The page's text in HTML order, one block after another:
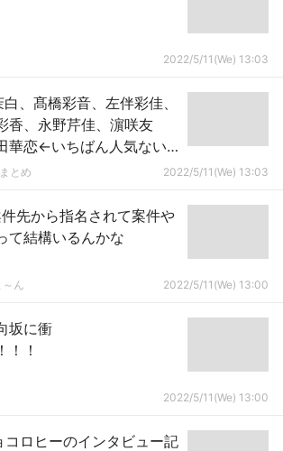
2022/5/11(We) 13:03
白、髙橋彩音、左伴彩佳、
香、永野芹佳、濵咲友
華恋←いちばん人気ない
とめ 2022/5/11(We) 13:03
件先から指名されて案件や
て結構いるんかな
ん 2022/5/11(We) 13:00
坂に衝
！！
2022/5/11(We) 13:00
コロヒーのインタビュー記